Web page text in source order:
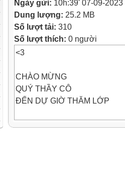
Ngày gửi: 10h:39' 07-09-2023
Dung lượng: 25.2 MB
Số lượt tải: 310
Số lượt thích: 0 người
<3
CHÀO MỪNG
QUÝ THẦY CÔ
ĐẾN DỰ GIỜ THĂM LỚP